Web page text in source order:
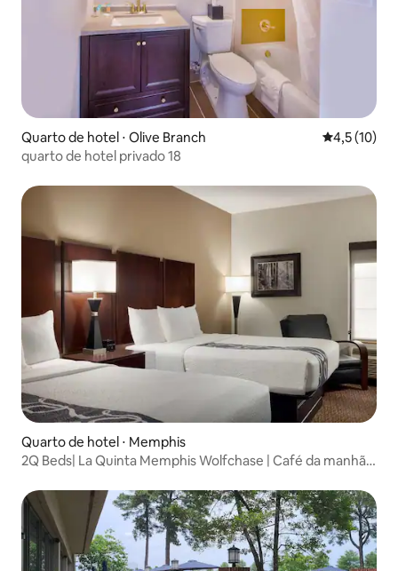
Quarto de hotel ⋅ Olive Branch 4,5 de uma
4,5 (10)
quarto de hotel privado 18
Quarto de hotel ⋅ Memphis
2Q Beds| La Quinta Memphis Wolfchase | Café da manhã